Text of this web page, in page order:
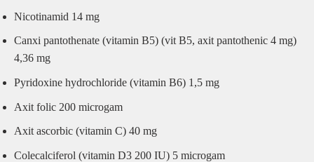
Nicotinamid 14 mg
Canxi pantothenate (vitamin B5) (vit B5, axit pantothenic 4 mg)
4,36 mg
Pyridoxine hydrochloride (vitamin B6) 1,5 mg
Axit folic 200 microgam
Axit ascorbic (vitamin C) 40 mg
Colecalciferol (vitamin D3 200 IU) 5 microgam